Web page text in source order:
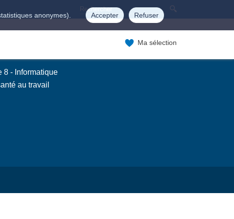
anonymes). Accepter Refuser
Ma sélection
8 - Informatique
au travail